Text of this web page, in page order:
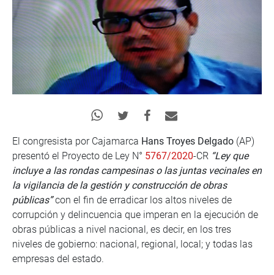
El congresista por Cajamarca Hans Troyes Delgado (AP)
presentó el Proyecto de Ley N° 5767/2020-CR “Ley que
incluye a las rondas campesinas o las juntas vecinales en
la vigilancia de la gestión y construcción de obras
públicas”con el fin de erradicar los altos niveles de
corrupción y delincuencia que imperan en la ejecución de
obras públicas a nivel nacional, es decir, en los tres
niveles de gobierno: nacional, regional, local; y todas las
empresas del estado.